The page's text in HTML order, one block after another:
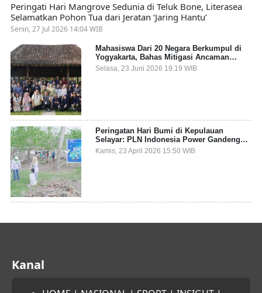
Peringati Hari Mangrove Sedunia di Teluk Bone, Literasea
Selamatkan Pohon Tua dari Jeratan ‘Jaring Hantu’
Senin, 27 Jul 2026 14:04 WIB
Mahasiswa Dari 20 Negara Berkumpul di
Yogyakarta, Bahas Mitigasi Ancaman
Kesehatan Global
Selasa, 23 Juni 2026 19:19 WIB
Peringatan Hari Bumi di Kepulauan
Selayar: PLN Indonesia Power Gandeng
Pemda dan Komunitas, Giatkan Restorasi
Mangrove
Kamis, 23 April 2026 15:50 WIB
Kanal